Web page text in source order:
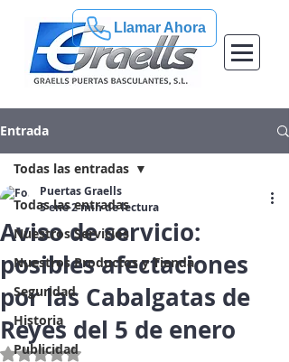
Llamar Ahora
Entrada
Todas las entradas
Nuestros Servicios
Nuestros Productos y Tienda
Seguridad
Historia
Publicidad
Todas las entradas
Aviso de servicio:
posibles afectaciones
por las Cabalgatas de
Reyes del 5 de enero
Puertas Graells
5 ene2 min de lectura
Obtuvo NaN de 5 estrellas.